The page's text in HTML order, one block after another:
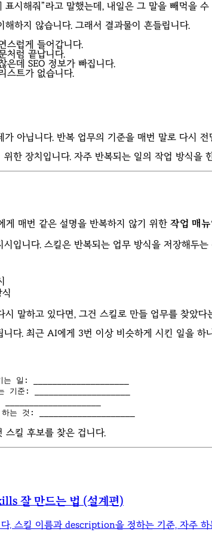
표시해줘”라고 말했는데, 내일은 그 말을 빼먹을
하지 않습니다. 그래서 결과물이 흔들립니다.
스럽게 들어갑니다.
처럼 끝납니다.
은데 SEO 정보가 빠집니다.
스트가 없습니다.
가 아닙니다. 반복 업무의 기준을 매번 말로 다시 전
한 장치입니다. 자주 반복되는 일의 작업 방식을
매번 같은 설명을 반복하지 않기 위한 작업 매뉴
입니다. 스킬은 반복되는 업무 방식을 저장해두는
말하고 있다면, 그건 스킬로 만들 업무를 찾았다
다. 최근 AI에게 3번 이상 비슷하게 시킨 일을 하
는 일:
기준:
하는 것:
스킬 후보를 찾은 겁니다.
잘 만드는 법 (설계편)
. 스킬 이름과 description을 정하는 기준, 자주